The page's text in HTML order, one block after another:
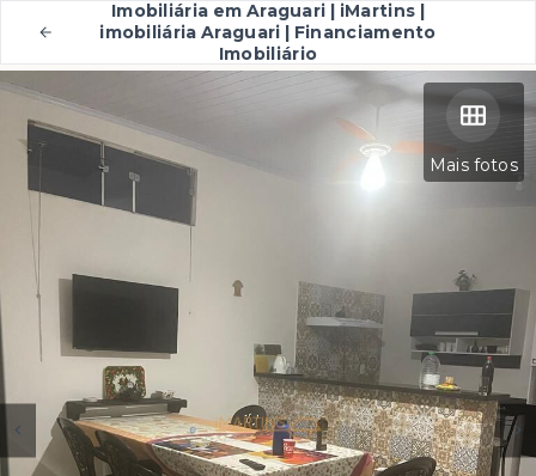
Imobiliária em Araguari | iMartins |
imobiliária Araguari | Financiamento
Imobiliário
Mais fotos